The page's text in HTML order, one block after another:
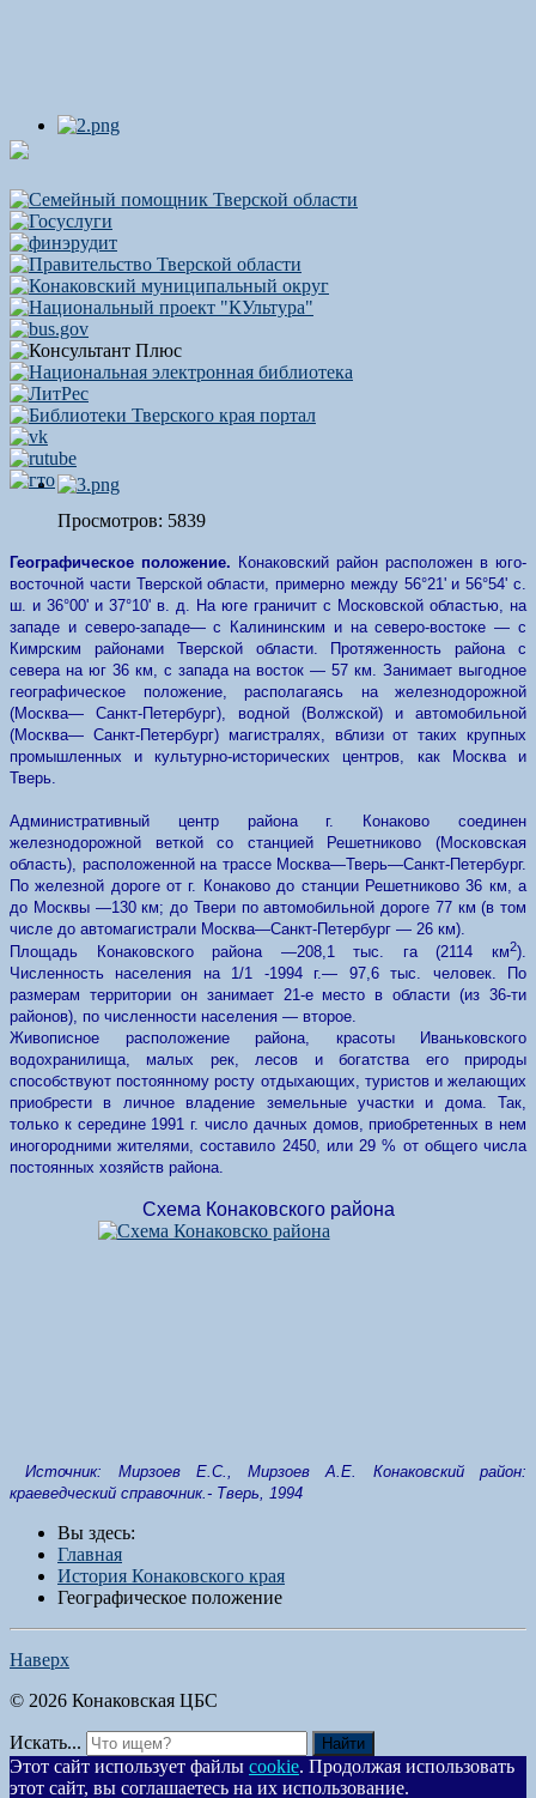
Просмотров: 5839
Географическое положение. Конаковский район расположен в юго-
восточной части Тверской области, примерно между 56°21' и 56°54' с.
ш. и 36°00' и 37°10' в. д. На юге граничит с Московской областью, на
западе и северо-западе— с Калининским и на северо-востоке — с
Кимрским районами Тверской области. Протяженность района с
севера на юг 36 км, с запада на восток — 57 км. Занимает выгодное
географическое положение, располагаясь на железнодорожной
(Москва— Санкт-Петербург), водной (Волжской) и автомобильной
(Москва— Санкт-Петербург) магистралях, вблизи от таких крупных
промышленных и культурно-исторических центров, как Москва и
Тверь.
Административный центр района г. Конаково соединен
железнодорожной веткой со станцией Решетниково (Московская
область), расположенной на трассе Москва—Тверь—Санкт-Петербург.
По железной дороге от г. Конаково до станции Решетниково 36 км, а
до Москвы —130 км; до Твери по автомобильной дороге 77 км (в том
числе до автомагистрали Москва—Санкт-Петербург — 26 км).
Площадь Конаковского района —208,1 тыс. га (2114 км2).
Численность населения на 1/1 -1994 г.— 97,6 тыс. человек. По
размерам территории он занимает 21-е место в области (из 36-ти
районов), по численности населения — второе.
Живописное расположение района, красоты Иваньковского
водохранилища, малых рек, лесов и богатства его природы
способствуют постоянному росту отдыхающих, туристов и желающих
приобрести в личное владение земельные участки и дома. Так,
только к середине 1991 г. число дачных домов, приобретенных в нем
иногородними жителями, составило 2450, или 29 % от общего числа
постоянных хозяйств района.
Схема Конаковского района
Источник: Мирзоев Е.С., Мирзоев А.Е. Конаковский район:
краеведческий справочник.- Тверь, 1994
Вы здесь:
Главная
История Конаковского края
Географическое положение
Наверх
© 2026 Конаковская ЦБС
Искать... Найти
Этот сайт использует файлы cookie. Продолжая использовать
этот сайт, вы соглашаетесь на их использование.